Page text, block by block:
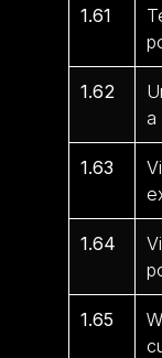
1.61
1.62
a
1.63
1.64
1.65